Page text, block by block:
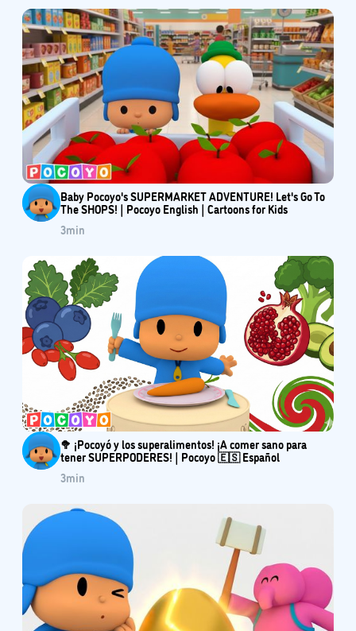
Baby Pocoyo's SUPERMARKET ADVENTURE! Let's Go To
The SHOPS! | Pocoyo English | Cartoons for Kids
3min
🥦 ¡Pocoyó y los superalimentos! ¡A comer sano para
tener SUPERPODERES! | Pocoyo 🇪🇸 Español
3min